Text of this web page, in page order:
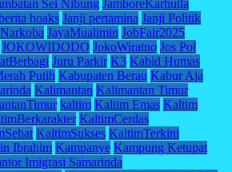
Sei Nibung JamboreKarhutla
hoaks Janji pertamina Janji Politik
JayaMualimin JobFair2025
JOKOWIDODO JokoWiratno Jos Pol
Juru Parkir K3 Kabid Humas
Putih Kabupaten Berau Kabur Aja
Kalimantan Kalimantan Timur
kaltim Kaltim Emas Kaltim
KaltimCerdas
KaltimSukses KaltimTerkini
Ibrahim Kampanye Kampung Ketupat
Imigrasi Samarinda